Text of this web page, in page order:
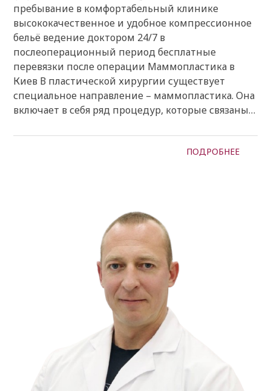
пребывание в комфортабельный клинике
высококачественное и удобное компрессионное
бельё ведение доктором 24/7 в
послеоперационный период бесплатные
перевязки после операции Маммопластика в
Киев В пластической хирургии существует
специальное направление – маммопластика. Она
включает в себя ряд процедур, которые связаны…
ПОДРОБНЕЕ